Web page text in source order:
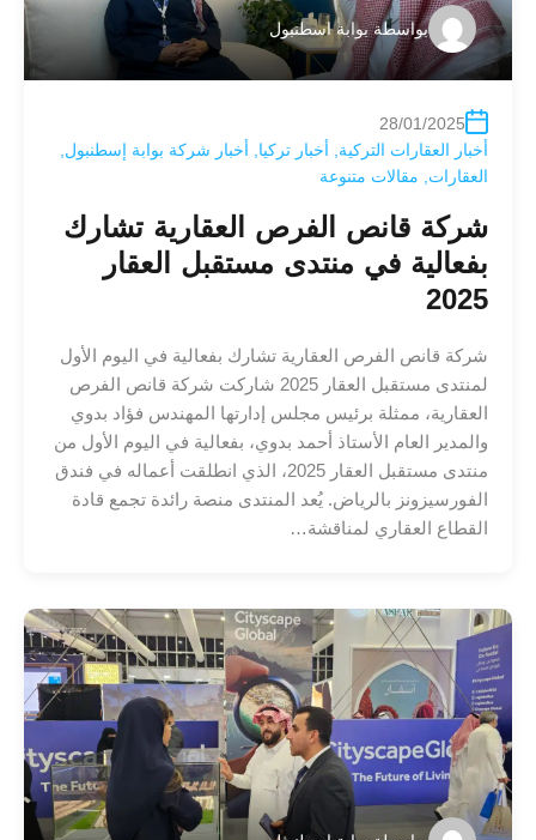
بواسطة بوابة اسطنبول
28/01/2025
أخبار العقارات التركية
أخبار تركيا أخبار شركة بوابة إسطنبول
العقارات
مقالات متنوعة
شركة قانص الفرص العقارية تشارك
بفعالية في منتدى مستقبل العقار
2025
شركة قانص الفرص العقارية تشارك بفعالية في اليوم الأول
لمنتدى مستقبل العقار 2025 شاركت شركة قانص الفرص
العقارية، ممثلة برئيس مجلس إدارتها المهندس فؤاد بدوي
والمدير العام الأستاذ أحمد بدوي، بفعالية في اليوم الأول من
منتدى مستقبل العقار 2025، الذي انطلقت أعماله في فندق
الفورسيزونز بالرياض. يُعد المنتدى منصة رائدة تجمع قادة
القطاع العقاري لمناقشة…